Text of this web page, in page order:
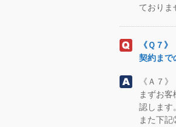
ておりま
《Ｑ７》
契約まで
《Ａ７》
まずお
認します。
また下